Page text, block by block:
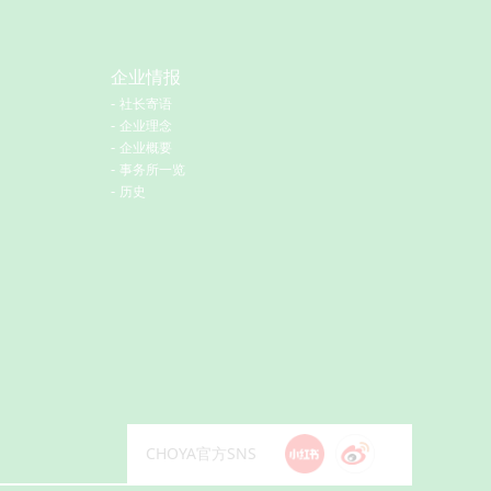
企业情报
社长寄语
企业理念
企业概要
事务所一览
历史
CHOYA官方SNS